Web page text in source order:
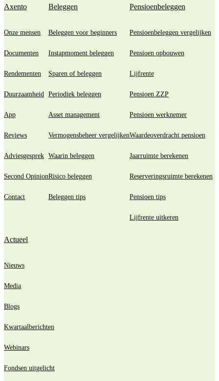
Axento
Onze mensen
Documenten
Rendementen
Duurzaamheid
App
Reviews
Adviesgesprek
Second Opinion
Contact
Beleggen
Beleggen voor beginners
Instapmoment beleggen
Sparen of beleggen
Periodiek beleggen
Asset management
Vermogensbeheer vergelijken
Waarin beleggen
Risico beleggen
Beleggen tips
Pensioenbeleggen
Pensioenbeleggen vergelijken
Pensioen opbouwen
Lijfrente
Pensioen ZZP
Pensioen werknemer
Waardeoverdracht pensioen
Jaarruimte berekenen
Reserveringsruimte berekenen
Pensioen tips
Lijfrente uitkeren
Actueel
Nieuws
Media
Blogs
Kwartaalberichten
Webinars
Fondsen uitgelicht